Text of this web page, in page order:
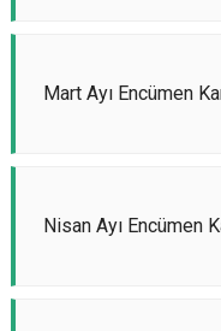
Mart Ayı Encümen
Nisan Ayı Encümen